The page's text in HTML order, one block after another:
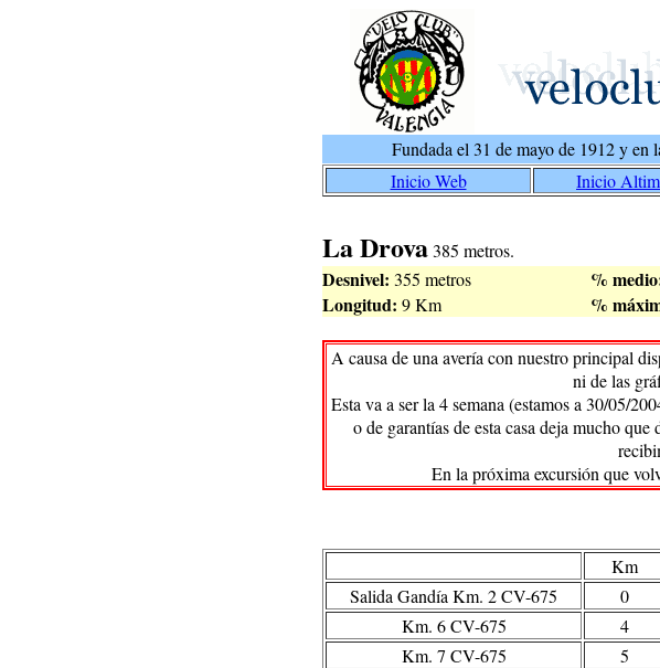
Fundada el 31 de mayo de 1912 y en
Inicio Web
Inicio
La Drova385 metros.
Desnivel: 355 metros %
Longitud: 9 Km %
A causa de una avería con nuestro principal
ni de las
Esta va a ser la 4 semana (estamos a 30/05/
o de garantías de esta casa deja mucho
En la próxima excursión que
Km
Salida Gandía Km. 2 CV-675
0
Km. 6 CV-675
4
Km. 7 CV-675
5